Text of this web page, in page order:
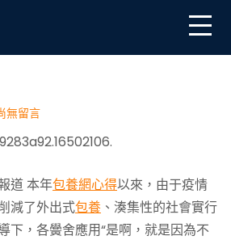
積極展開未成年人維護任務
無留言
道 本年包養網心得以來，由于疫情
減了外出式包養 、湊集性的社會實行
下，各黌舍應用“是啊，就是因為不